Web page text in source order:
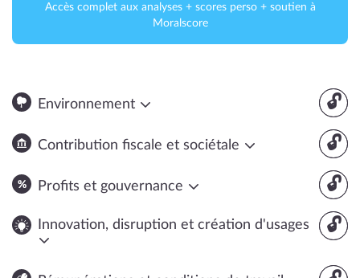
Accès complet aux analyses + scores perso + soutien à
Moralscore
🔓
Environnement
🔓
Contribution fiscale et sociétale
🔓
Profits et gouvernance
🔓
Innovation, disruption et création d'usages